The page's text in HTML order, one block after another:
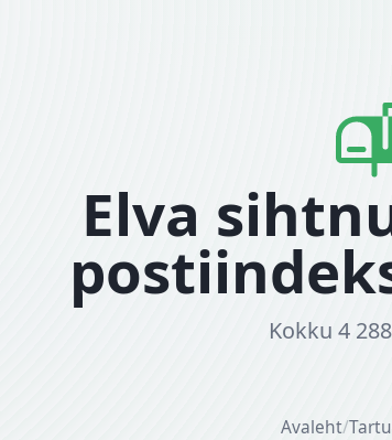
Elva
Kokku 4
Avaleht/